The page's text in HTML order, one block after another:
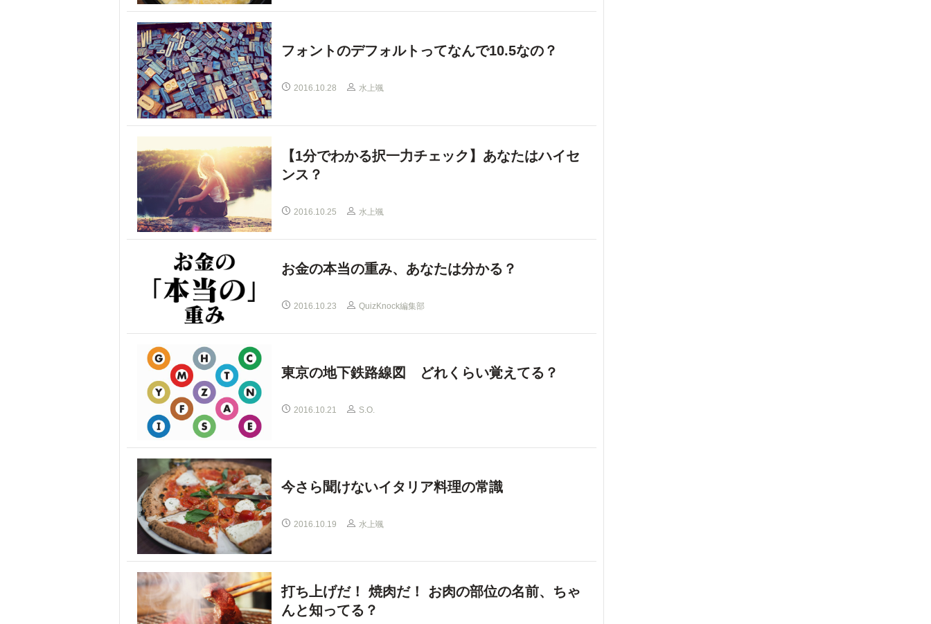
フォントのデフォルトってなんで10.5なの？
2016.10.28 水上颯
【1分でわかる択一力チェック】あなたはハイセ
ンス？
2016.10.25 水上颯
お金の本当の重み、あなたは分かる？
2016.10.23 QuizKnock編集部
東京の地下鉄路線図 どれくらい覚えてる？
2016.10.21 S.O.
今さら聞けないイタリア料理の常識
2016.10.19 水上颯
打ち上げだ！ 焼肉だ！ お肉の部位の名前、ちゃ
んと知ってる？